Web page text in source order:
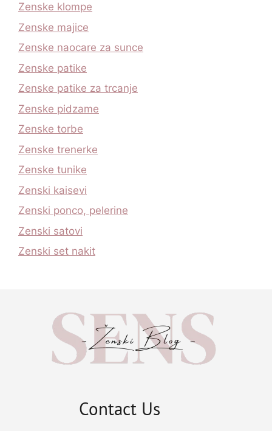
Zenske klompe
Zenske majice
Zenske naocare za sunce
Zenske patike
Zenske patike za trcanje
Zenske pidzame
Zenske torbe
Zenske trenerke
Zenske tunike
Zenski kaisevi
Zenski ponco, pelerine
Zenski satovi
Zenski set nakit
Contact Us